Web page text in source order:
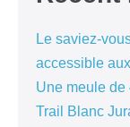
Le saviez-
accessible
Une meule de
Trail Blanc